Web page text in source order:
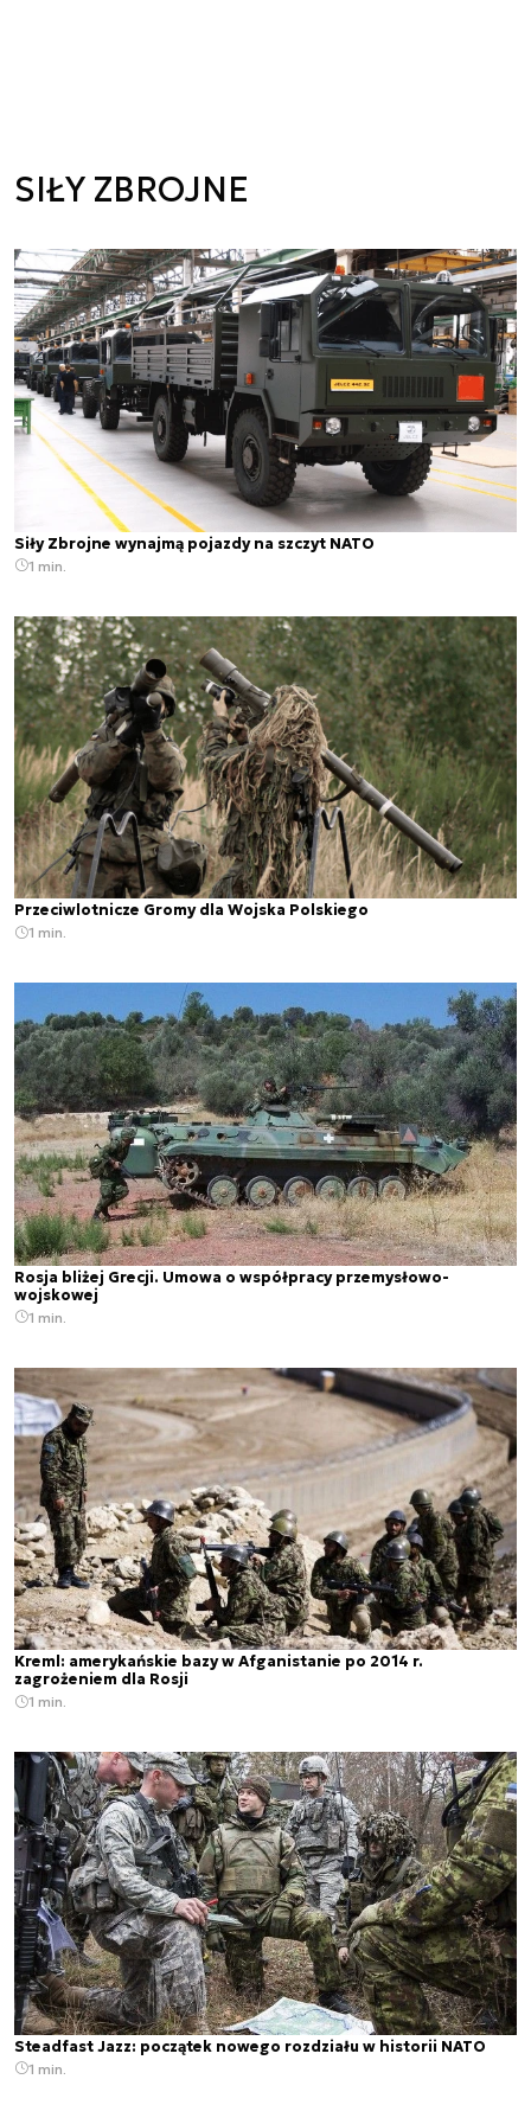
SIŁY ZBROJNE
Siły Zbrojne wynajmą pojazdy na szczyt NATO
1 min.
Przeciwlotnicze Gromy dla Wojska Polskiego
1 min.
Rosja bliżej Grecji. Umowa o współpracy przemysłowo-
wojskowej
1 min.
Kreml: amerykańskie bazy w Afganistanie po 2014 r.
zagrożeniem dla Rosji
1 min.
Steadfast Jazz: początek nowego rozdziału w historii NATO
1 min.